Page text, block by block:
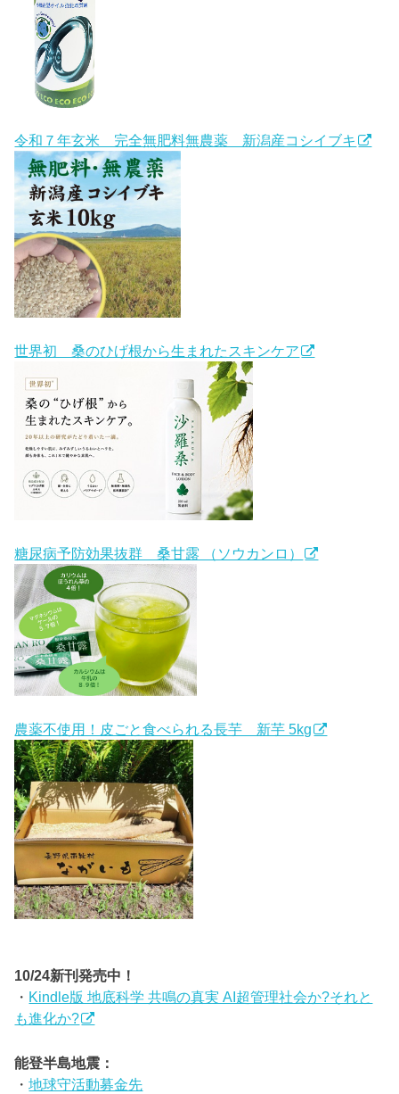
令和７年玄米 完全無肥料無農薬 新潟産コシイブキ
世界初 桑のひげ根から生まれたスキンケア
糖尿病予防効果抜群 桑甘露 （ソウカンロ）
農薬不使用！皮ごと食べられる長芋 新芋 5kg
10/24新刊発売中！
・ Kindle版 地底科学 共鳴の真実 AI超管理社会か?それと
も進化か?
能登半島地震：
・地球守活動募金先